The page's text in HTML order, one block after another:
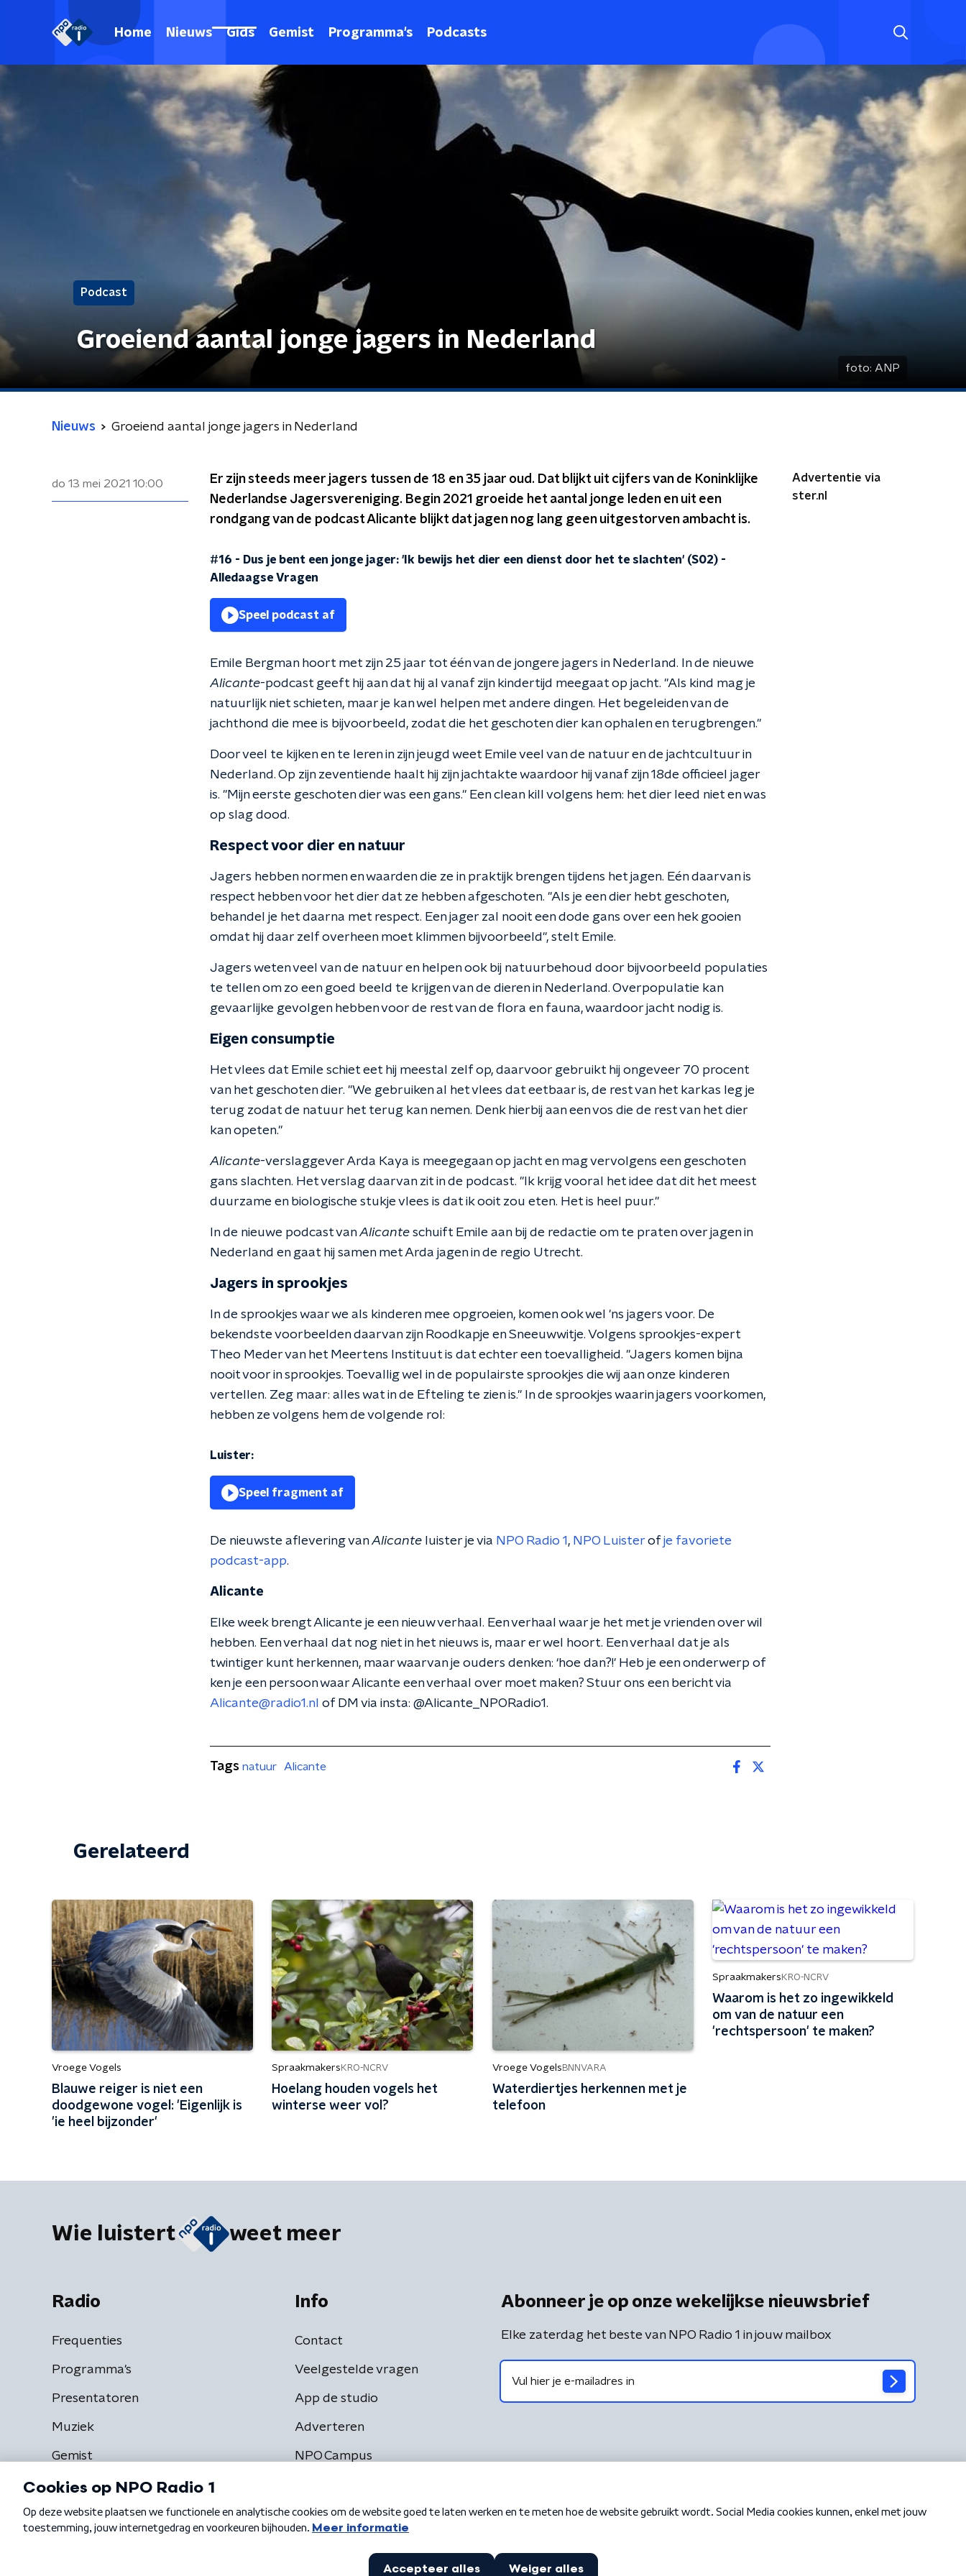
Home Nieuws Gids Gemist Programma's Podcasts
Podcast
Groeiend aantal jonge jagers in Nederland
foto: ANP
Nieuws Groeiend aantal jonge jagers in Nederland
do 13 mei 2021 10:00
Er zijn steeds meer jagers tussen de 18 en 35 jaar oud. Dat blijkt uit cijfers van de Koninklijke
Nederlandse Jagersvereniging. Begin 2021 groeide het aantal jonge leden en uit een
rondgang van de podcast Alicante blijkt dat jagen nog lang geen uitgestorven ambacht is.
#16 - Dus je bent een jonge jager: 'Ik bewijs het dier een dienst door het te slachten' (S02) -
Alledaagse Vragen
Speel podcast af
Emile Bergman hoort met zijn 25 jaar tot één van de jongere jagers in Nederland. In de nieuwe
Alicante-podcast geeft hij aan dat hij al vanaf zijn kindertijd meegaat op jacht. "Als kind mag je
natuurlijk niet schieten, maar je kan wel helpen met andere dingen. Het begeleiden van de
jachthond die mee is bijvoorbeeld, zodat die het geschoten dier kan ophalen en terugbrengen."
Door veel te kijken en te leren in zijn jeugd weet Emile veel van de natuur en de jachtcultuur in
Nederland. Op zijn zeventiende haalt hij zijn jachtakte waardoor hij vanaf zijn 18de officieel jager
is. "Mijn eerste geschoten dier was een gans." Een clean kill volgens hem: het dier leed niet en was
op slag dood.
Respect voor dier en natuur
Jagers hebben normen en waarden die ze in praktijk brengen tijdens het jagen. Eén daarvan is
respect hebben voor het dier dat ze hebben afgeschoten. "Als je een dier hebt geschoten,
behandel je het daarna met respect. Een jager zal nooit een dode gans over een hek gooien
omdat hij daar zelf overheen moet klimmen bijvoorbeeld", stelt Emile.
Jagers weten veel van de natuur en helpen ook bij natuurbehoud door bijvoorbeeld populaties
te tellen om zo een goed beeld te krijgen van de dieren in Nederland. Overpopulatie kan
gevaarlijke gevolgen hebben voor de rest van de flora en fauna, waardoor jacht nodig is.
Eigen consumptie
Het vlees dat Emile schiet eet hij meestal zelf op, daarvoor gebruikt hij ongeveer 70 procent
van het geschoten dier. "We gebruiken al het vlees dat eetbaar is, de rest van het karkas leg je
terug zodat de natuur het terug kan nemen. Denk hierbij aan een vos die de rest van het dier
kan opeten."
Alicante-verslaggever Arda Kaya is meegegaan op jacht en mag vervolgens een geschoten
gans slachten. Het verslag daarvan zit in de podcast. "Ik krijg vooral het idee dat dit het meest
duurzame en biologische stukje vlees is dat ik ooit zou eten. Het is heel puur."
In de nieuwe podcast vanAlicante schuift Emile aan bij de redactie om te praten over jagen in
Nederland en gaat hij samen met Arda jagen in de regio Utrecht.
Jagers in sprookjes
In de sprookjes waar we als kinderen mee opgroeien, komen ook wel 'ns jagers voor. De
bekendste voorbeelden daarvan zijn Roodkapje en Sneeuwwitje. Volgens sprookjes-expert
Theo Meder van het Meertens Instituut is dat echter een toevalligheid. "Jagers komen bijna
nooit voor in sprookjes. Toevallig wel in de populairste sprookjes die wij aan onze kinderen
vertellen. Zeg maar: alles wat in de Efteling te zien is." In de sprookjes waarin jagers voorkomen,
hebben ze volgens hem de volgende rol:
Luister:
Speel fragment af
De nieuwste aflevering vanAlicante luister je via NPO Radio 1 , NPO Luister of je favoriete
podcast-app.
Alicante
Elke week brengt Alicante je een nieuw verhaal. Een verhaal waar je het met je vrienden over wil
hebben. Een verhaal dat nog niet in het nieuws is, maar er wel hoort. Een verhaal dat je als
twintiger kunt herkennen, maar waarvan je ouders denken: ‘hoe dan?!' Heb je een onderwerp of
ken je een persoon waar Alicante een verhaal over moet maken? Stuur ons een bericht via
Alicante@radio1.nl of DM via insta: @Alicante_NPORadio1.
Advertentie via
ster.nl
Tags natuur Alicante
Gerelateerd
Vroege Vogels
Blauwe reiger is niet een
doodgewone vogel: 'Eigenlijk is
'ie heel bijzonder'
Spraakmakers KRO-NCRV
Hoelang houden vogels het
winterse weer vol?
Vroege Vogels BNNVARA
Waterdiertjes herkennen met je
telefoon
Spraakmakers KRO-NCRV
Waarom is het zo ingewikkeld
om van de natuur een
'rechtspersoon' te maken?
Wie luistert weet meer
Radio
Frequenties
Programma's
Presentatoren
Muziek
Gemist
Info
Contact
Veelgestelde vragen
App de studio
Adverteren
NPO Campus
Abonneer je op onze wekelijkse nieuwsbrief
Elke zaterdag het beste van NPO Radio 1 in jouw mailbox
Algemene voorwaarden Privacybeleid